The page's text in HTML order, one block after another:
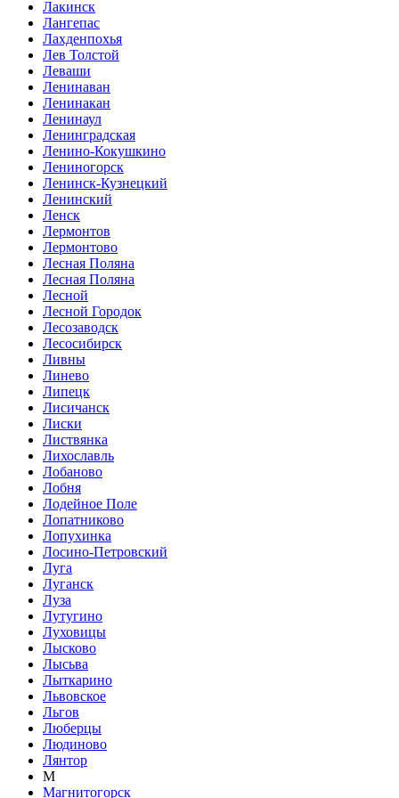
Лакинск
Лангепас
Лахденпохья
Лев Толстой
Леваши
Ленинаван
Ленинакан
Ленинаул
Ленинградская
Ленино-Кокушкино
Лениногорск
Ленинск-Кузнецкий
Ленинский
Ленск
Лермонтов
Лермонтово
Лесная Поляна
Лесная Поляна
Лесной
Лесной Городок
Лесозаводск
Лесосибирск
Ливны
Линево
Липецк
Лисичанск
Лиски
Листвянка
Лихославль
Лобаново
Лобня
Лодейное Поле
Лопатниково
Лопухинка
Лосино-Петровский
Луга
Луганск
Луза
Лутугино
Луховицы
Лысково
Лысьва
Лыткарино
Львовское
Льгов
Люберцы
Людиново
Лянтор
М
Магнитогорск